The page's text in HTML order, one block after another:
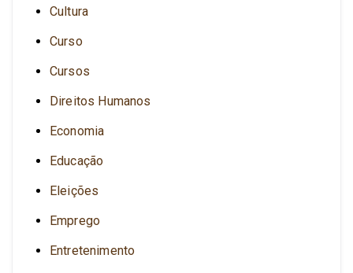
Cultura
Curso
Cursos
Direitos Humanos
Economia
Educação
Eleições
Emprego
Entretenimento